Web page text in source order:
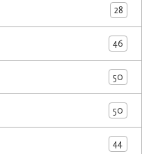
28
46
50
50
44